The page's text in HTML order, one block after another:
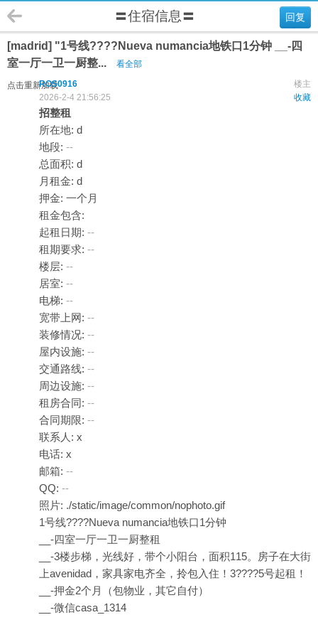
回复
〓住宿信息〓
[madrid] "1号线????Nueva numancia地铁口1分钟 __-四
室一厅一卫一厨整...
看全部
点击重新加载 楼主
ROS0916
收藏
2026-2-4 21:56:25
招整租
所在地: d
地段: --
总面积: d
月租金: d
押金: 一个月
租金包含:
起租日期: --
租期要求: --
楼层: --
居室: --
电梯: --
宽带上网: --
装修情况: --
屋内设施: --
交通路线: --
周边设施: --
租房合同: --
合同期限: --
联系人: x
电话: x
邮箱: --
QQ: --
照片: ./static/image/common/nophoto.gif
1号线????Nueva numancia地铁口1分钟
__-四室一厅一卫一厨整租
__-3楼步梯，光线好，带个小阳台，面积115。房子在大街
上avenidad，家具家电齐全，拎包入住！3????️5号起租！
__-押金2个月（包物业，其它自付）
__-微信casa_1314